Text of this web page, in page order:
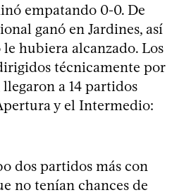
empatando 0-0. De
ganó en Jardines, así
hubiera alcanzado. Los
técnicamente por
a 14 partidos
y el Intermedio:
dos partidos más con
no tenían chances de